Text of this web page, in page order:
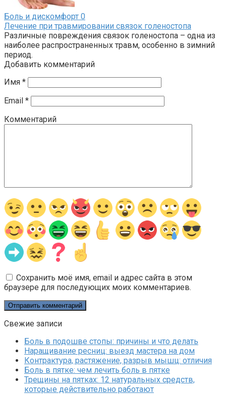
Боль и дискомфорт 0
Лечение при травмировании связок голеностопа
Различные повреждения связок голеностопа – одна из
наиболее распространенных травм, особенно в зимний
период.
Добавить комментарий
Имя *
Email *
Комментарий
Сохранить моё имя, email и адрес сайта в этом
браузере для последующих моих комментариев.
Свежие записи
Боль в подошве стопы: причины и что делать
Наращивание ресниц: выезд мастера на дом
Контрактура, растяжение, разрыв мышц: отличия
Боль в пятке: чем лечить боль в пятке
Трещины на пятках: 12 натуральных средств,
которые действительно работают